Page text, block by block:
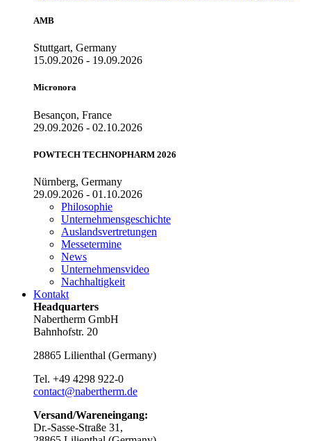
AMB
Stuttgart, Germany
15.09.2026 - 19.09.2026
Micronora
Besançon, France
29.09.2026 - 02.10.2026
POWTECH TECHNOPHARM 2026
Nürnberg, Germany
29.09.2026 - 01.10.2026
Philosophie
Unternehmensgeschichte
Auslandsvertretungen
Messetermine
News
Unternehmensvideo
Nachhaltigkeit
Kontakt
Headquarters
Nabertherm GmbH
Bahnhofstr. 20
28865 Lilienthal (Germany)
Tel. +49 4298 922-0
contact@nabertherm.de
Versand/Wareneingang:
Dr.-Sasse-Straße 31,